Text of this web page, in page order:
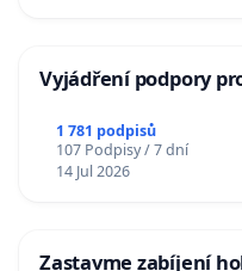
Vyjádření podpory
1 781 podpisů
107 Podpisy / 7 dní
14 Jul 2026
Zastavme zabíjení